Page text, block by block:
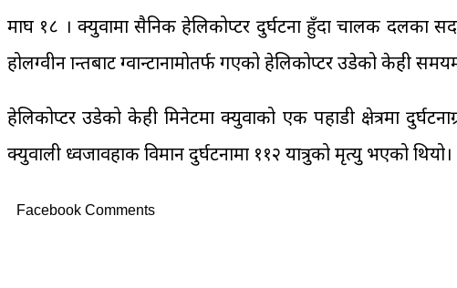
माघ १८ । क्युवामा सैनिक हेलिकोप्टर दुर्घटना हुँदा चालक दलका
होलग्वीन प्रान्तबाट ग्वान्टानामोतर्फ गएको हेलिकोप्टर उडेको केही
हेलिकोप्टर उडेको केही मिनेटमा क्युवाको एक पहाडी क्षेत्रमा
क्युवाली ध्वजावहाक विमान दुर्घटनामा ११२ यात्रुको मृत्यु भएको
Facebook Comments